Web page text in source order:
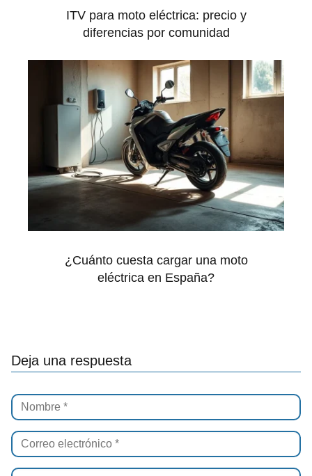
ITV para moto eléctrica: precio y
diferencias por comunidad
¿Cuánto cuesta cargar una moto
eléctrica en España?
Deja una respuesta